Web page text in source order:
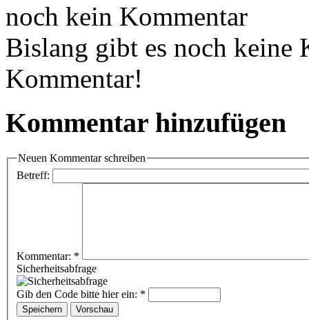
noch kein Kommentar
Bislang gibt es noch keine
Kommentar!
Kommentar hinzufügen
Neuen Kommentar schreiben
Betreff:
Kommentar: *
Sicherheitsabfrage
Gib den Code bitte hier ein: *